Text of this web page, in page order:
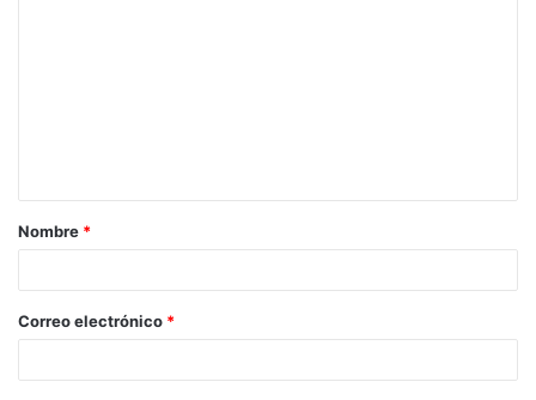
a
r
*
Nombre *
Correo electrónico *